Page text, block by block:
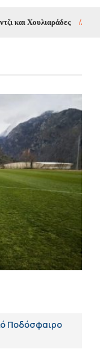
// Κυκλοφοριακές
Ποδόσφαιρο